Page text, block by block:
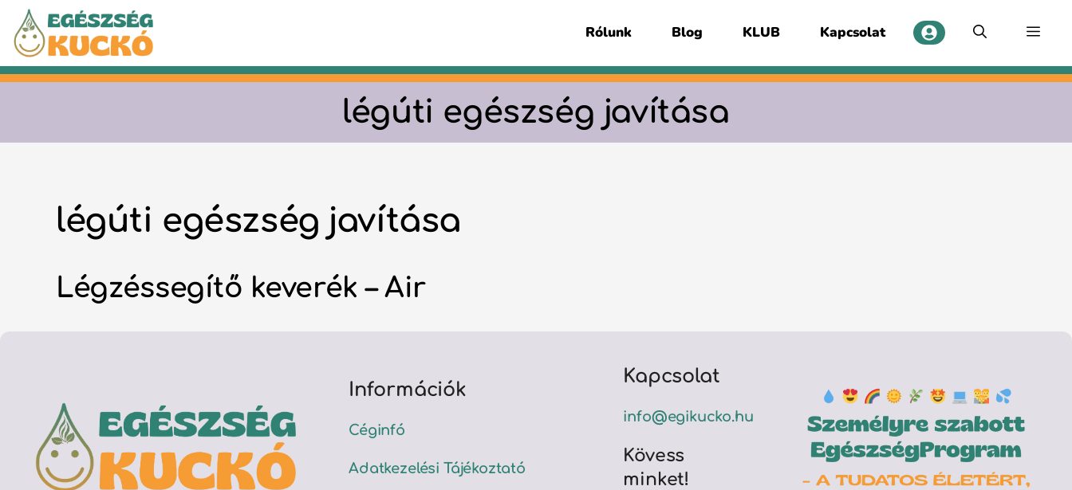
Kilépés
tartalomba
Rólunk Blog KLUB Kapcsolat
légúti egészség javítása
légúti egészség javítása
Légzéssegítő keverék – Air
Információk
Céginfó
Adatkezelési Tájékoztató
Kapcsolat
info@egikucko.hu
Kövess
minket!